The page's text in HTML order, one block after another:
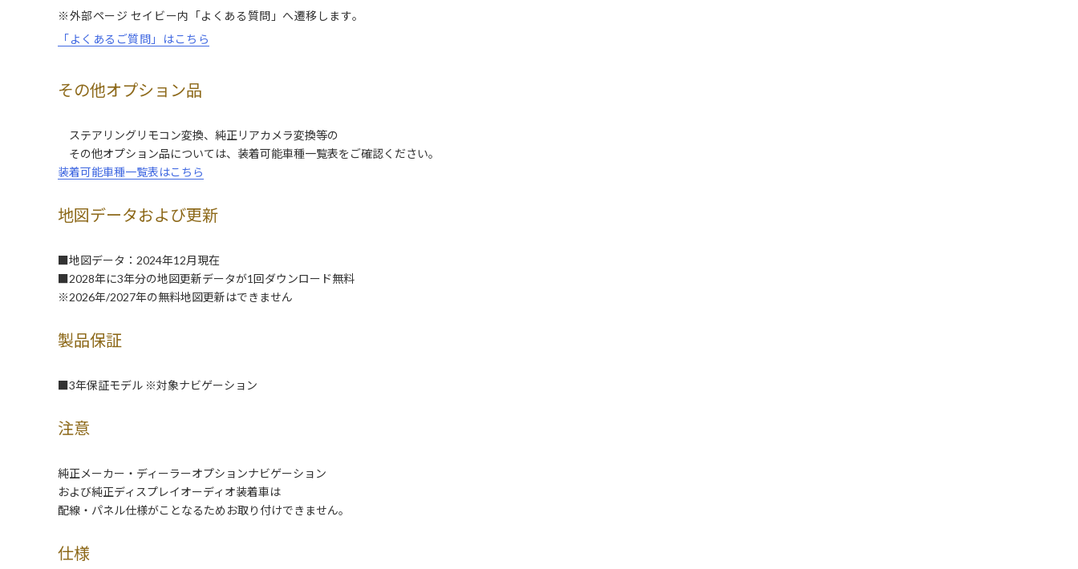
※外部ページ セイビー内「よくある質問」へ遷移します。
「よくあるご質問」はこちら
その他オプション品
ステアリングリモコン変換、純正リアカメラ変換等の
その他オプション品については、装着可能車種一覧表をご確認ください。
装着可能車種一覧表はこちら
地図データおよび更新
■地図データ：2024年12月現在
■2028年に3年分の地図更新データが1回ダウンロード無料
※2026年/2027年の無料地図更新はできません
製品保証
■3年保証モデル ※対象ナビゲーション
注意
純正メーカー・ディーラーオプションナビゲーション
および純正ディスプレイオーディオ装着車は
配線・パネル仕様がことなるためお取り付けできません。
仕様